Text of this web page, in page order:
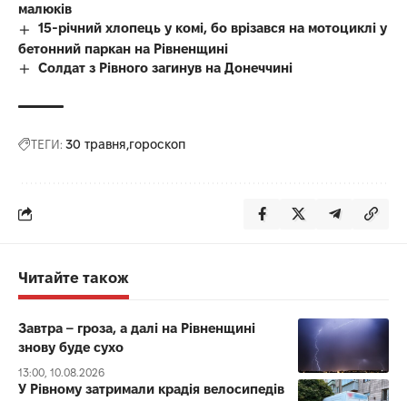
малюків
15-річний хлопець у комі, бо врізався на мотоциклі у
бетонний паркан на Рівненщині
Солдат з Рівного загинув на Донеччині
ТЕГИ: 30 травня гороскоп
Читайте також
Завтра – гроза, а далі на Рівненщині
знову буде сухо
13:00, 10.08.2026
У Рівному затримали крадія велосипедів